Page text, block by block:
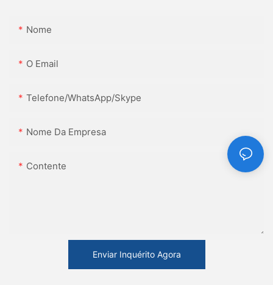
Nome
O Email
Telefone/WhatsApp/Skype
Nome Da Empresa
Contente
Enviar Inquérito Agora